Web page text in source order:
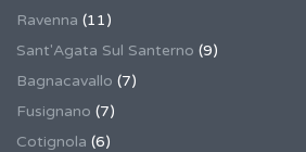
Ravenna (11)
Sant'Agata Sul Santerno (9)
Bagnacavallo (7)
Fusignano (7)
Cotignola (6)